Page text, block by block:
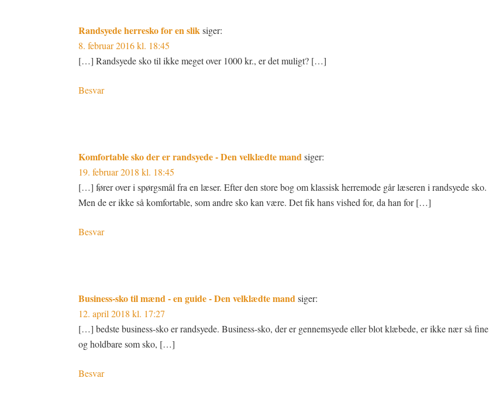
Randsyede herresko for en sliksiger:
8. februar 2016 kl. 18:45
[…] Randsyede sko til ikke meget over 1000 kr., er det muligt? […]
Besvar
Komfortable sko der er randsyede - Den velklædte mandsiger:
19. februar 2018 kl. 18:45
[…] fører over i spørgsmål fra en læser. Efter den store bog om klassisk herremode går læseren i randsyede sko.
Men de er ikke så komfortable, som andre sko kan være. Det fik hans vished for, da han for […]
Besvar
Business-sko til mænd - en guide - Den velklædte mandsiger:
12. april 2018 kl. 17:27
[…] bedste business-sko er randsyede. Business-sko, der er gennemsyede eller blot klæbede, er ikke nær så fine
og holdbare som sko, […]
Besvar